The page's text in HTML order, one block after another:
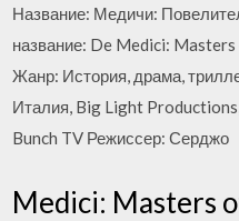
Название: Медичи:
название: De Medici:
Жанр: История, драма,
Италия, Big Light
Bunch TV Режиссер: Серджо
Medici: Masters